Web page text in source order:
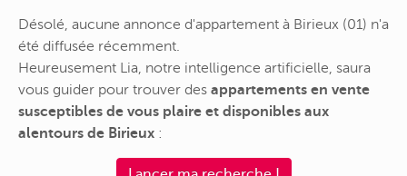
Désolé, aucune annonce d'appartement à Birieux (01) n'a
été diffusée récemment.
Heureusement Lia, notre intelligence artificielle, saura
vous guider pour trouver des appartements en vente
susceptibles de vous plaire et disponibles aux
alentours de Birieux :